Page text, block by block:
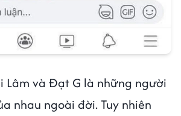
Lâm và Đạt G là những người
nhau ngoài đời. Tuy nhiên